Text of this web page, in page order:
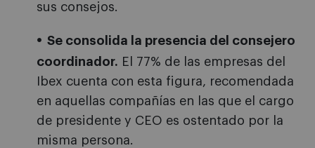
sus consejos.
Se consolida la presencia del consejero
coordinador. El 77% de las empresas del
Ibex cuenta con esta figura, recomendada
en aquellas compañías en las que el cargo
de presidente y CEO es ostentado por la
misma persona.